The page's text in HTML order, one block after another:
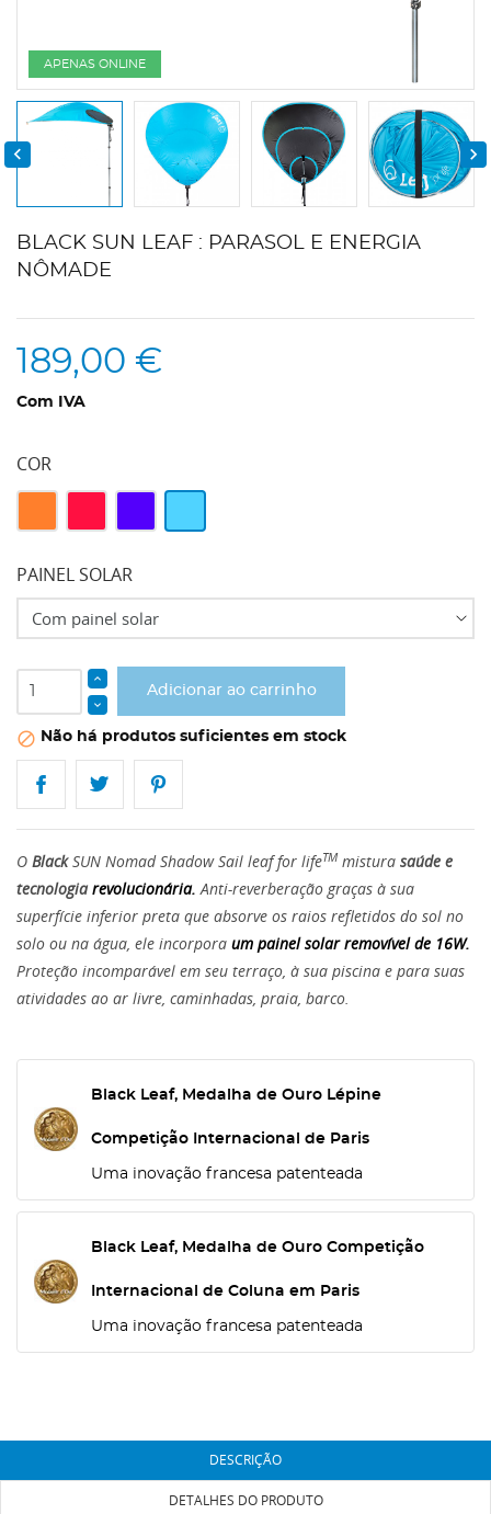
APENAS ONLINE
 
BLACK SUN LEAF : PARASOL E ENERGIA
NÔMADE
189,00 €
Com IVA
COR
PAINEL SOLAR
Adicionar ao carrinho
 Não há produtos suficientes em stock
O BlackSUN Nomad Shadow Sail leaf for lifeTMmistura saúde e
tecnologia revolucionária. Anti-reverberação graças à sua
superfície inferior preta que absorve os raios refletidos do sol no
solo ou na água, ele incorpora um painel solar removível de 16W.
Proteção incomparável em seu terraço, à sua piscina e para suas
atividades ao ar livre, caminhadas, praia, barco.
Black Leaf, Medalha de Ouro Lépine
Competição Internacional de Paris
Uma inovação francesa patenteada
Black Leaf, Medalha de Ouro Competição
Internacional de Coluna em Paris
Uma inovação francesa patenteada
DESCRIÇÃO
DETALHES DO PRODUTO